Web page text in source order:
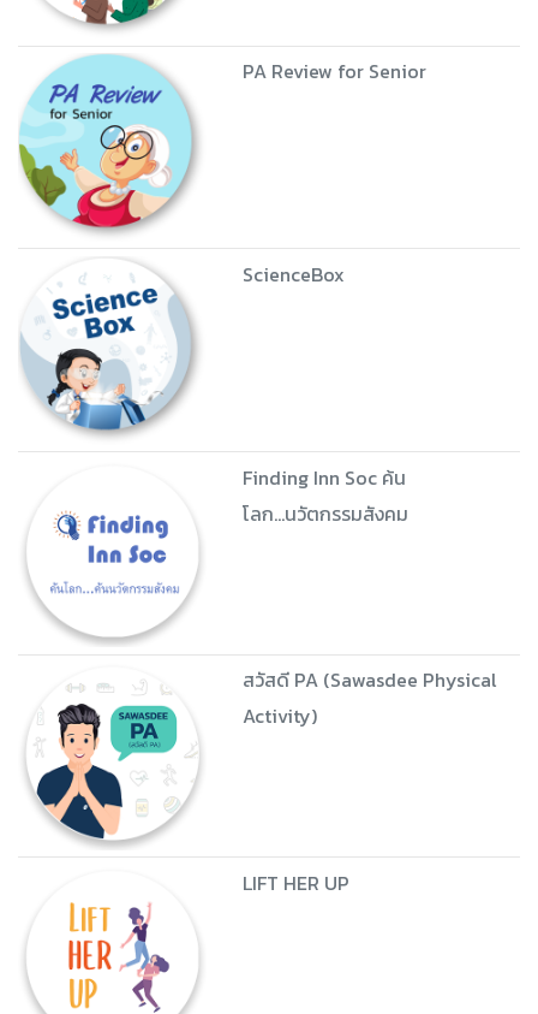
PA Review for Senior
ScienceBox
Finding Inn Soc ค้น
โลก...นวัตกรรมสังคม
สวัสดี PA (Sawasdee Physical
Activity)
LIFT HER UP